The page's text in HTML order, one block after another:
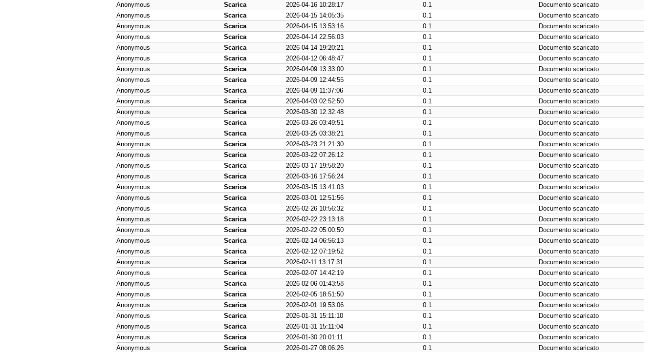
Anonymous
Scarica 2026-04-16 10:28:17 0.1
Documento scaricato
Anonymous
Scarica 2026-04-15 14:05:35 0.1
Documento scaricato
Anonymous
Scarica 2026-04-15 13:53:16 0.1
Documento scaricato
Anonymous
Scarica 2026-04-14 22:56:03 0.1
Documento scaricato
Anonymous
Scarica 2026-04-14 19:20:21 0.1
Documento scaricato
Anonymous
Scarica 2026-04-12 06:48:47 0.1
Documento scaricato
Anonymous
Scarica 2026-04-09 13:33:00 0.1
Documento scaricato
Anonymous
Scarica 2026-04-09 12:44:55 0.1
Documento scaricato
Anonymous
Scarica 2026-04-09 11:37:06 0.1
Documento scaricato
Anonymous
Scarica 2026-04-03 02:52:50 0.1
Documento scaricato
Anonymous
Scarica 2026-03-30 12:32:48 0.1
Documento scaricato
Anonymous
Scarica 2026-03-26 03:49:51 0.1
Documento scaricato
Anonymous
Scarica 2026-03-25 03:38:21 0.1
Documento scaricato
Anonymous
Scarica 2026-03-23 21:21:30 0.1
Documento scaricato
Anonymous
Scarica 2026-03-22 07:26:12 0.1
Documento scaricato
Anonymous
Scarica 2026-03-17 19:58:20 0.1
Documento scaricato
Anonymous
Scarica 2026-03-16 17:56:24 0.1
Documento scaricato
Anonymous
Scarica 2026-03-15 13:41:03 0.1
Documento scaricato
Anonymous
Scarica 2026-03-01 12:51:56 0.1
Documento scaricato
Anonymous
Scarica 2026-02-26 10:56:32 0.1
Documento scaricato
Anonymous
Scarica 2026-02-22 23:13:18 0.1
Documento scaricato
Anonymous
Scarica 2026-02-22 05:00:50 0.1
Documento scaricato
Anonymous
Scarica 2026-02-14 06:56:13 0.1
Documento scaricato
Anonymous
Scarica 2026-02-12 07:19:52 0.1
Documento scaricato
Anonymous
Scarica 2026-02-11 13:17:31 0.1
Documento scaricato
Anonymous
Scarica 2026-02-07 14:42:19 0.1
Documento scaricato
Anonymous
Scarica 2026-02-06 01:43:58 0.1
Documento scaricato
Anonymous
Scarica 2026-02-05 18:51:50 0.1
Documento scaricato
Anonymous
Scarica 2026-02-01 19:53:06 0.1
Documento scaricato
Anonymous
Scarica 2026-01-31 15:11:10 0.1
Documento scaricato
Anonymous
Scarica 2026-01-31 15:11:04 0.1
Documento scaricato
Anonymous
Scarica 2026-01-30 20:01:11 0.1
Documento scaricato
Anonymous
Scarica 2026-01-27 08:06:26 0.1
Documento scaricato